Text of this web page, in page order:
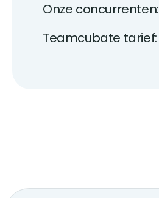
Onze concurrenten:
Teamcubate tarief: